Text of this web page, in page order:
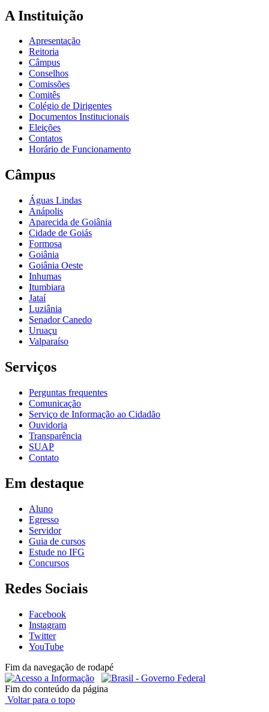
A Instituição
Apresentação
Reitoria
Câmpus
Conselhos
Comissões
Comitês
Colégio de Dirigentes
Documentos Institucionais
Eleições
Contatos
Horário de Funcionamento
Câmpus
Águas Lindas
Anápolis
Aparecida de Goiânia
Cidade de Goiás
Formosa
Goiânia
Goiânia Oeste
Inhumas
Itumbiara
Jataí
Luziânia
Senador Canedo
Uruaçu
Valparaíso
Serviços
Perguntas frequentes
Comunicação
Serviço de Informação ao Cidadão
Ouvidoria
Transparência
SUAP
Contato
Em destaque
Aluno
Egresso
Servidor
Guia de cursos
Estude no IFG
Concursos
Redes Sociais
Facebook
Instagram
Twitter
YouTube
Fim da navegação de rodapé
Fim do conteúdo da página
Voltar para o topo